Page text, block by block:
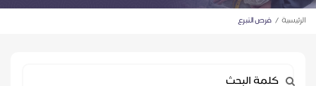
الرئيسية فرص التبرع